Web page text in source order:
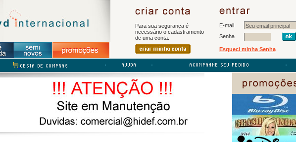
Para sua segurança é
necessário o cadastramento
de uma conta.
E-mail
Senha
Esqueci minha Senha